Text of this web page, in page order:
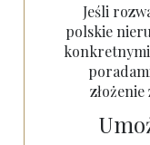
Jeśli
polskie